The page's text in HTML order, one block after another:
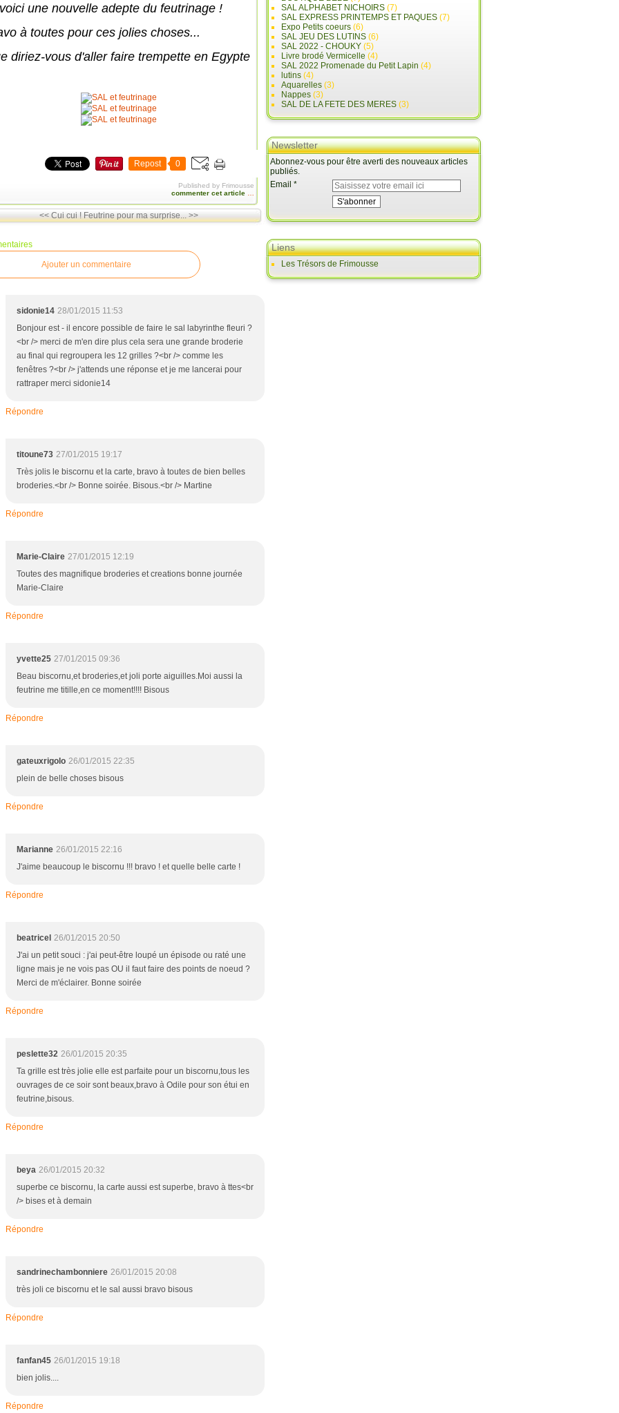
une nouvelle adepte du feutrinage !
à toutes pour ces jolies choses...
diriez-vous d'aller faire trempette en Egypte
Repost 0
Published by Frimousse
commenter cet article
<< Cui cui ! Feutrine pour ma surprise... >>
Ajouter un commentaire
sidonie14 28/01/2015 11:53
Bonjour est - il encore possible de faire le sal labyrinthe fleuri ?
<br /> merci de m'en dire plus cela sera une grande broderie
au final qui regroupera les 12 grilles ?<br /> comme les
fenêtres ?<br /> j'attends une réponse et je me lancerai pour
rattraper merci sidonie14
Répondre
titoune73 27/01/2015 19:17
Très jolis le biscornu et la carte, bravo à toutes de bien belles
broderies.<br /> Bonne soirée. Bisous.<br /> Martine
Répondre
Marie-Claire 27/01/2015 12:19
Toutes des magnifique broderies et creations bonne journée
Marie-Claire
Répondre
yvette25 27/01/2015 09:36
Beau biscornu,et broderies,et joli porte aiguilles.Moi aussi la
feutrine me titille,en ce moment!!!! Bisous
Répondre
gateuxrigolo 26/01/2015 22:35
plein de belle choses bisous
Répondre
Marianne 26/01/2015 22:16
J'aime beaucoup le biscornu !!! bravo ! et quelle belle carte !
Répondre
beatricel 26/01/2015 20:50
J'ai un petit souci : j'ai peut-être loupé un épisode ou raté une
ligne mais je ne vois pas OU il faut faire des points de noeud ?
Merci de m'éclairer. Bonne soirée
Répondre
peslette32 26/01/2015 20:35
Ta grille est très jolie elle est parfaite pour un biscornu,tous les
ouvrages de ce soir sont beaux,bravo à Odile pour son étui en
feutrine,bisous.
Répondre
beya 26/01/2015 20:32
superbe ce biscornu, la carte aussi est superbe, bravo à ttes<br
/> bises et à demain
Répondre
sandrinechambonniere 26/01/2015 20:08
très joli ce biscornu et le sal aussi bravo bisous
Répondre
fanfan45 26/01/2015 19:18
bien jolis....
Répondre
SAL ALPHABET NICHOIRS (7)
SAL EXPRESS PRINTEMPS ET PAQUES (7)
Expo Petits coeurs (6)
SAL JEU DES LUTINS (6)
SAL 2022 - CHOUKY (5)
Livre brodé Vermicelle (4)
SAL 2022 Promenade du Petit Lapin (4)
lutins (4)
Aquarelles (3)
Nappes (3)
SAL DE LA FETE DES MERES (3)
Newsletter
Abonnez-vous pour être averti des nouveaux articles
publiés.
Email
Liens
Les Trésors de Frimousse